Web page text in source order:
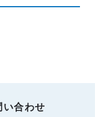
い合わせ